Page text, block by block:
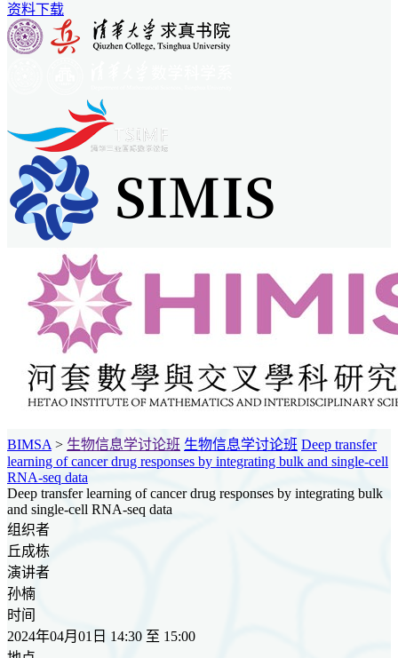
资料下载
BIMSA > 生物信息学讨论班 生物信息学讨论班 Deep transfer
learning of cancer drug responses by integrating bulk and single-cell
RNA-seq data
Deep transfer learning of cancer drug responses by integrating bulk
and single-cell RNA-seq data
组织者
丘成栋
演讲者
孙楠
时间
2024年04月01日 14:30 至 15:00